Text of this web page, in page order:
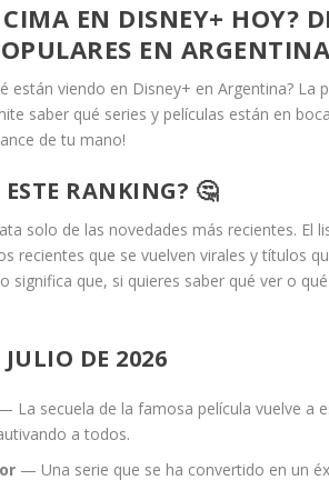
EN DISNEY+ HOY?
EN ARGENTINA
están viendo en Disney+ en Argentina? La
saber qué series y películas están en
de tu mano!
RANKING? 🤔
solo de las novedades más recientes. El
recientes que se vuelven virales y títulos
significa que, si quieres saber qué ver o
DE 2026
La secuela de la famosa película vuelve a
a todos.
— Una serie que se ha convertido en un